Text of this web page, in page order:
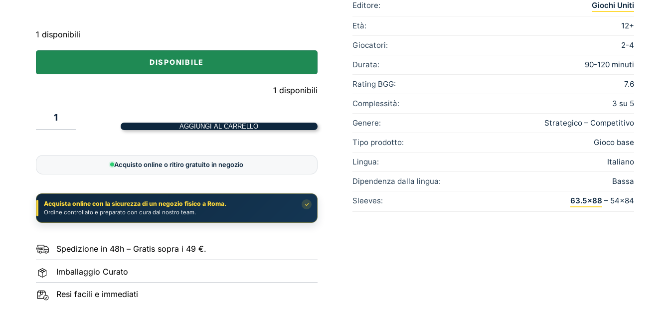
1 disponibili
DISPONIBILE
1 disponibili
1
quantità
AGGIUNGI AL CARRELLO
Acquisto online o ritiro gratuito in negozio
✓
Acquista online con la sicurezza di un negozio fisico a Roma.
Ordine controllato e preparato con cura dal nostro team.
Spedizione in 48h – Gratis sopra i 49 €.
Imballaggio Curato
Resi facili e immediati
Editore: Giochi Uniti
Età: 12+
Giocatori: 2-4
Durata: 90-120 minuti
Rating BGG: 7.6
Complessità: 3 su 5
Genere: Strategico – Competitivo
Tipo prodotto: Gioco base
Lingua: Italiano
Dipendenza dalla lingua: Bassa
Sleeves: 63.5×88 – 54×84